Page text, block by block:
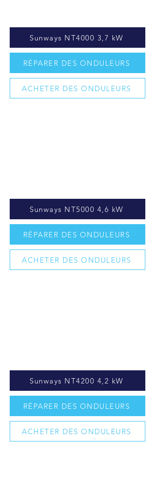
Sunways NT4000 3,7 kW
RÉPARER DES ONDULEURS
ACHETER DES ONDULEURS
Sunways NT5000 4,6 kW
RÉPARER DES ONDULEURS
ACHETER DES ONDULEURS
Sunways NT4200 4,2 kW
RÉPARER DES ONDULEURS
ACHETER DES ONDULEURS